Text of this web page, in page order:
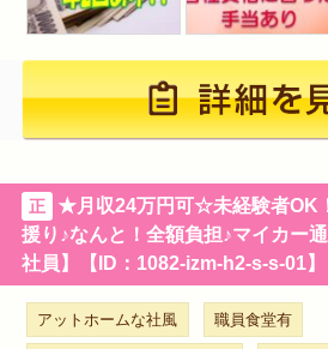
正
★月収24万円可☆未経験者OK
援り♪なんと！全額負担♪マイカー
社員】【ID：1082-izm-h2-s-s-01】
アットホームな社風 職員食堂有